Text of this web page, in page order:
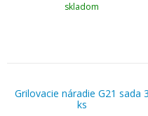
skladom
Grilovacie náradie G21 sada 3
ks